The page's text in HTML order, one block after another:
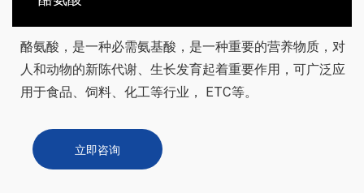
酪氨酸，是一种必需氨基酸，是一种重要的营养物质，对
人和动物的新陈代谢、生长发育起着重要作用，可广泛应
用于食品、饲料、化工等行业， ETC等。
立即咨询